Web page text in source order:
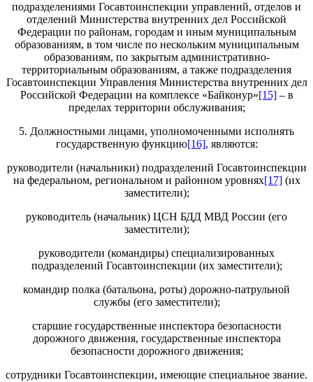
подразделениями Госавтоинспекции управлений, отделов и
отделений Министерства внутренних дел Российской
Федерации по районам, городам и иным муниципальным
образованиям, в том числе по нескольким муниципальным
образованиям, по закрытым административно-
территориальным образованиям, а также подразделения
Госавтоинспекции Управления Министерства внутренних дел
Российской Федерации на комплексе «Байконур»[15] – в
пределах территории обслуживания;
5. Должностными лицами, уполномоченными исполнять
государственную функцию[16], являются:
руководители (начальники) подразделений Госавтоинспекции
на федеральном, региональном и районном уровнях[17] (их
заместители);
руководитель (начальник) ЦСН БДД МВД России (его
заместители);
руководители (командиры) специализированных
подразделений Госавтоинспекции (их заместители);
командир полка (батальона, роты) дорожно-патрульной
службы (его заместители);
старшие государственные инспектора безопасности
дорожного движения, государственные инспектора
безопасности дорожного движения;
сотрудники Госавтоинспекции, имеющие специальное звание.